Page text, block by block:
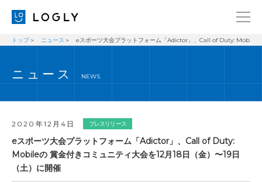
経営理念
ブログ
トップ ニュース eスポーツ大会プラットフォーム「Adictor」、Call of Duty: Mobile
ニュース NEWS
2020年12月4日 プレスリリース
eスポーツ大会プラットフォーム「Adictor」、Call of Duty:
Mobileの 賞金付きコミュニティ大会を12月18日（金）〜19日
（土）に開催